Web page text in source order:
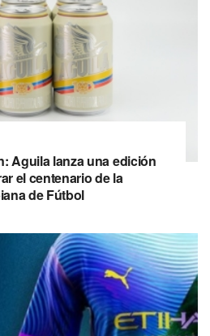
Aguila lanza una edición
el centenario de la
de Fútbol